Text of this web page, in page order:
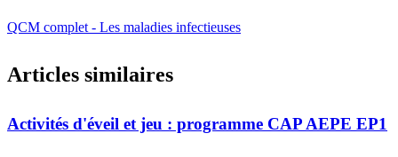
QCM complet - Les maladies infectieuses
Articles similaires
Activités d'éveil et jeu : programme CAP AEPE EP1